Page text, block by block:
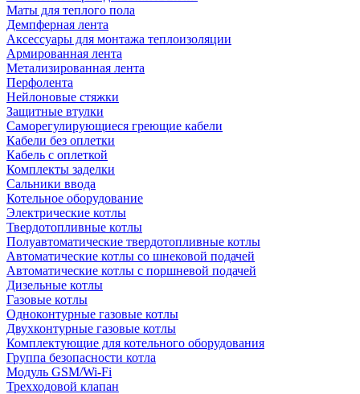
Маты для теплого пола
Демпферная лента
Аксессуары для монтажа теплоизоляции
Армированная лента
Метализированная лента
Перфолента
Нейлоновые стяжки
Защитные втулки
Саморегулирующиеся греющие кабели
Кабели без оплетки
Кабель с оплеткой
Комплекты заделки
Сальники ввода
Котельное оборудование
Электрические котлы
Твердотопливные котлы
Полуавтоматические твердотопливные котлы
Автоматические котлы со шнековой подачей
Автоматические котлы с поршневой подачей
Дизельные котлы
Газовые котлы
Одноконтурные газовые котлы
Двухконтурные газовые котлы
Комплектующие для котельного оборудования
Группа безопасности котла
Модуль GSM/Wi-Fi
Трехходовой клапан